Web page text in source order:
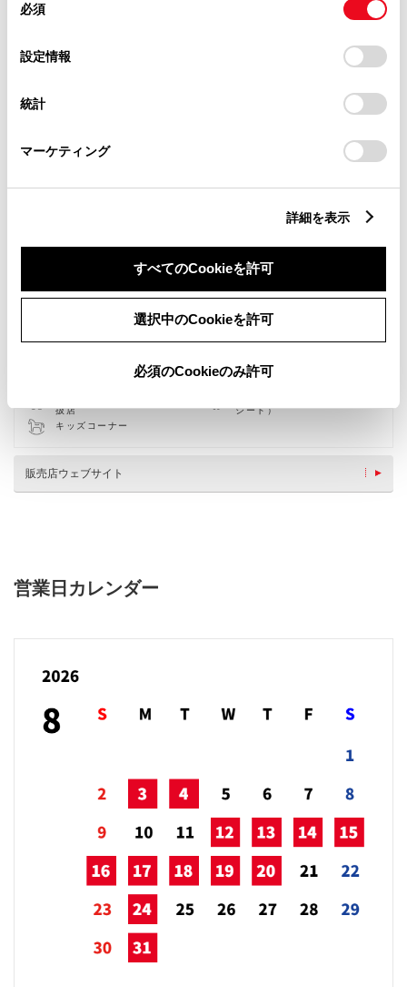
デバイスにすべてのCookie(クッキー)が保存されることに同
意したことになります。Cookie(クッキー)のオプトアウト、
設定の変更、同意を撤回したりするにあたっては、当社の
「Cookie（クッキー）情報の取り扱いについて
」をご覧くだ
必須
設定情報
統計
マーケティング
詳細を表示
すべてのCookieを許可
選択中のCookieを許可
必須のCookieのみ許可
子供110番
扱店
シート）
キッズコーナー
販売店ウェブサイト
営業日カレンダー